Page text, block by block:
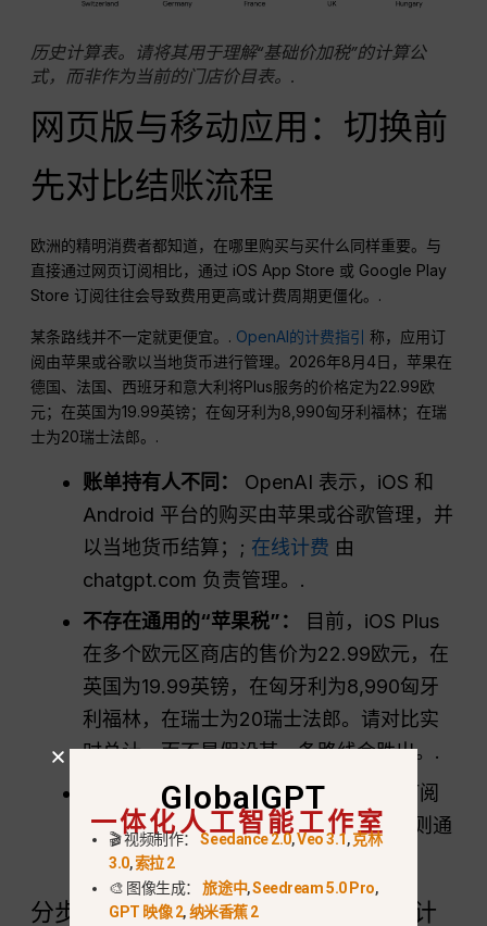
历史计算表。请将其用于理解“基础价加税”的计算公
式，而非作为当前的门店价目表。.
网页版与移动应用：切换前
先对比结账流程
欧洲的精明消费者都知道，在哪里购买与买什么同样重要。与
直接通过网页订阅相比，通过 iOS App Store 或 Google Play
Store 订阅往往会导致费用更高或计费周期更僵化。.
某条路线并不一定就更便宜。. OpenAI的计费指引 称，应用订
阅由苹果或谷歌以当地货币进行管理。2026年8月4日，苹果在
德国、法国、西班牙和意大利将Plus服务的价格定为22.99欧
元；在英国为19.99英镑；在匈牙利为8,990匈牙利福林；在瑞
士为20瑞士法郎。.
账单持有人不同：
OpenAI 表示，iOS 和
Android 平台的购买由苹果或谷歌管理，并
以当地货币结算；; 在线计费 由
chatgpt.com 负责管理。.
不存在通用的“苹果税”：
目前，iOS Plus
在多个欧元区商店的售价为22.99欧元，在
英国为19.99英镑，在匈牙利为8,990匈牙
利福林，在瑞士为20瑞士法郎。请对比实
时总计，而不是假设某一条路线会胜出。.
不同的取消和退款流程：App Store 订阅
通过“Apple 订阅”进行管理；网页订阅则通
过 ChatGPT Billing 进行管理。.
分步指南：如何在比较总金额后切换计
GlobalGPT
一体化人工智能工作室
🎬 视频制作：Seedance 2.0,Veo 3.1,克林
3.0,索拉 2
🎨 图像生成：旅途中,Seedream 5.0 Pro,
GPT 映像 2,纳米香蕉 2